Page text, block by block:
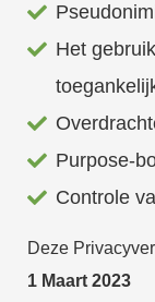
Het
Purpose-
Controle
Deze
1 Maart 2023